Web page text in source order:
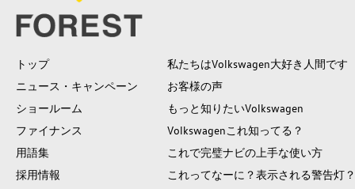
トップ
ニュース・キャンペーン
ショールーム
ファイナンス
用語集
採用情報
私たちはVolkswagen大好き人間です
お客様の声
もっと知りたいVolkswagen
Volkswagenこれ知ってる？
これで完璧ナビの上手な使い方
これってなーに？表示される警告灯？